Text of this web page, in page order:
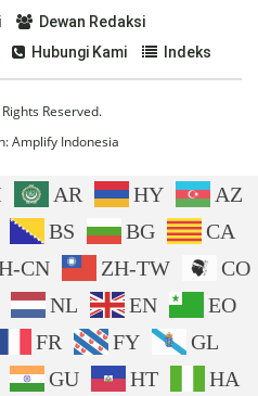
Dewan Redaksi
Hubungi Kami Indeks
Reserved.
Amplify Indonesia
AR HY
AZ
BS BG
CA
CN ZH-TW
CO
NL EN
EO
FR FY
GL
GU HT
HA